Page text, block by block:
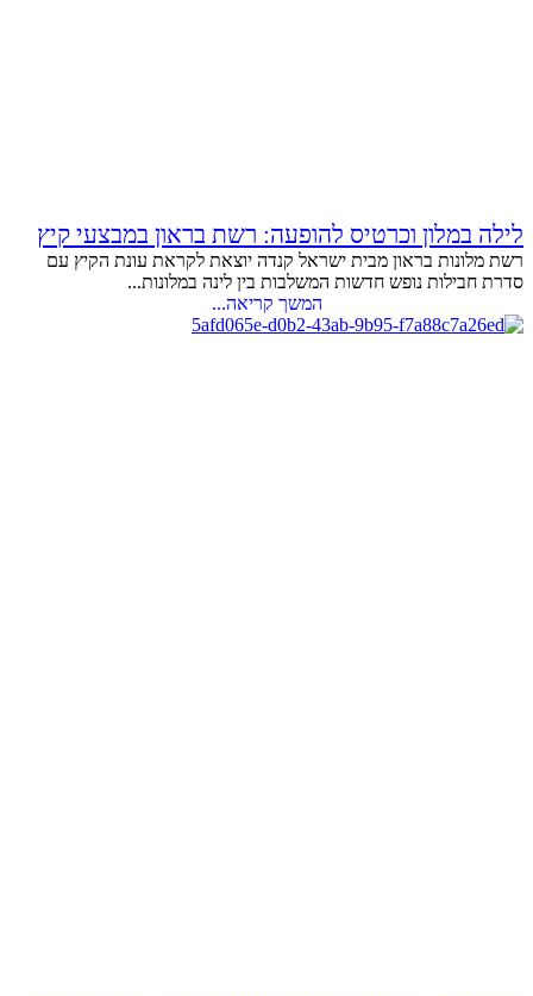
לילה במלון וכרטיס להופעה: רשת בראון במבצעי קיץ
רשת מלונות בראון מבית ישראל קנדה יוצאת לקראת עונת הקיץ עם
סדרת חבילות נופש חדשות המשלבות בין לינה במלונות...
המשך קריאה...